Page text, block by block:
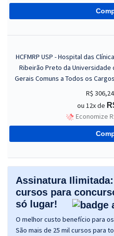
HCFMRP USP - Hospital das
Ribeirão Preto da Universidade
Gerais Comuns a Todos os
R$ 306,24
ou 12x de
Economize
Assinatura
cursos para
só lugar!
O melhor custo benefício para
São mais de 25 mil cursos para